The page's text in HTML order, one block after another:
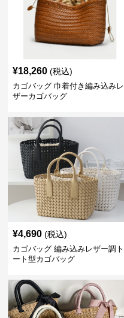
¥18,260 (税込)
カゴバッグ 巾着付き編み込みレ
ザーカゴバッグ
¥4,690 (税込)
カゴバッグ 編み込みレザー調ト
ート型カゴバッグ